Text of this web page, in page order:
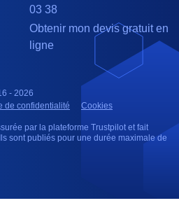
03 38
Obtenir mon devis gratuit en
ligne
- 2026
de confidentialité Cookies
par la plateforme Trustpilot et fait
sont publiés pour une durée maximale de